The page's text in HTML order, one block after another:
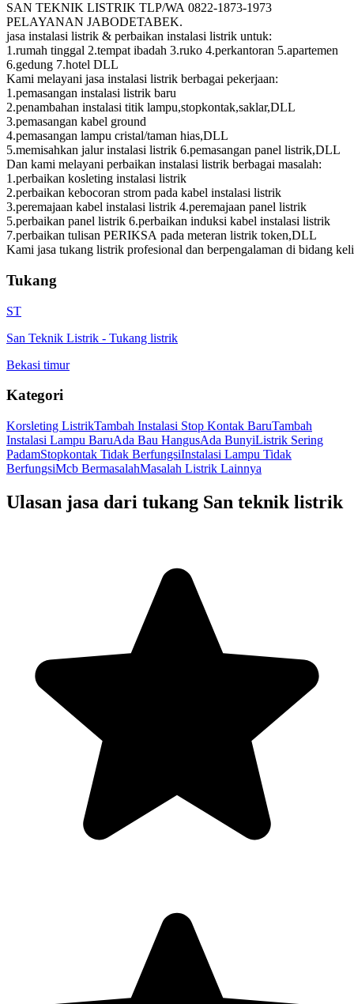
SAN TEKNIK LISTRIK TLP/WA 0822-1873-1973
PELAYANAN JABODETABEK.
jasa instalasi listrik & perbaikan instalasi listrik untuk:
1.rumah tinggal 2.tempat ibadah 3.ruko 4.perkantoran 5.apartemen
6.gedung 7.hotel DLL
Kami melayani jasa instalasi listrik berbagai pekerjaan:
1.pemasangan instalasi listrik baru
2.penambahan instalasi titik lampu,stopkontak,saklar,DLL
3.pemasangan kabel ground
4.pemasangan lampu cristal/taman hias,DLL
5.memisahkan jalur instalasi listrik 6.pemasangan panel listrik,DLL
Dan kami melayani perbaikan instalasi listrik berbagai masalah:
1.perbaikan kosleting instalasi listrik
2.perbaikan kebocoran strom pada kabel instalasi listrik
3.peremajaan kabel instalasi listrik 4.peremajaan panel listrik
5.perbaikan panel listrik 6.perbaikan induksi kabel instalasi listrik
7.perbaikan tulisan PERIKSA pada meteran listrik token,DLL
Kami jasa tukang listrik profesional dan berpengalaman di bidang
Tukang
ST
San Teknik Listrik - Tukang listrik
Bekasi timur
Kategori
Korsleting ListrikTambah Instalasi Stop Kontak BaruTambah
Instalasi Lampu BaruAda Bau HangusAda BunyiListrik Sering
PadamStopkontak Tidak BerfungsiInstalasi Lampu Tidak
BerfungsiMcb BermasalahMasalah Listrik Lainnya
Ulasan jasa dari tukang San teknik listrik